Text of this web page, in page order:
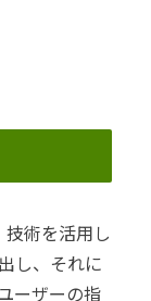
術を活用し
し、それに
ーザーの指